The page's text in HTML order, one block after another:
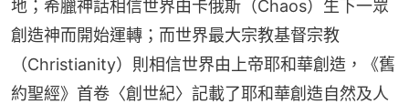
地；希臘神話相信世界由卡俄斯（Chaos）生下一眾
創造神而開始運轉；而世界最大宗教基督宗教
（Christianity）則相信世界由上帝耶和華創造，《舊
約聖經》首卷〈創世紀〉記載了耶和華創造自然及人